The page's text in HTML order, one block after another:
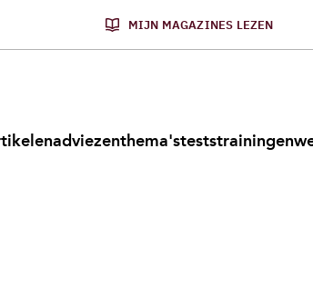
MIJN MAGAZINES LEZEN
adviezenthema'steststrainingen